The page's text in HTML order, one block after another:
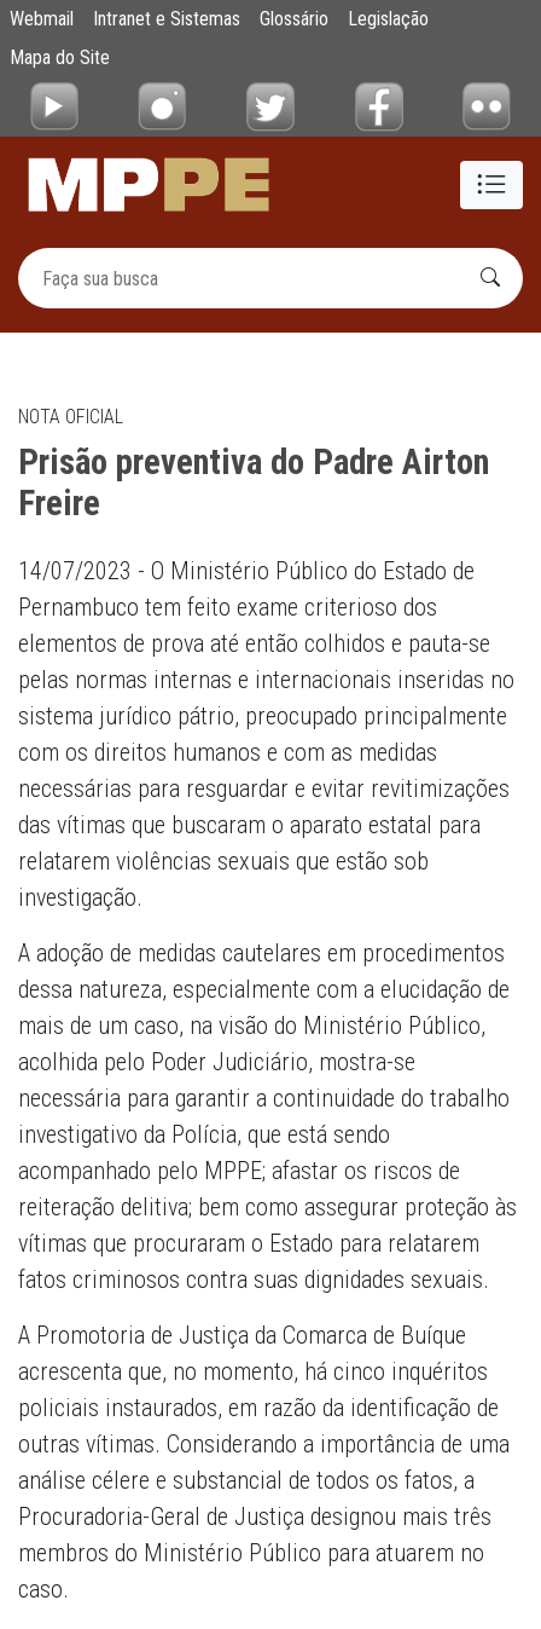
Pular para o Conteúdo principal
Prisão preventiva do Padre Airton Freire
Webmail Intranet e Sistemas Glossário
Legislação
Mapa do Site
NOTA OFICIAL
Prisão preventiva do Padre Airton
Freire
14/07/2023 - O Ministério Público do Estado de
Pernambuco tem feito exame criterioso dos
elementos de prova até então colhidos e pauta-se
pelas normas internas e internacionais inseridas no
sistema jurídico pátrio, preocupado principalmente
com os direitos humanos e com as medidas
necessárias para resguardar e evitar revitimizações
das vítimas que buscaram o aparato estatal para
relatarem violências sexuais que estão sob
investigação.
A adoção de medidas cautelares em procedimentos
dessa natureza, especialmente com a elucidação de
mais de um caso, na visão do Ministério Público,
acolhida pelo Poder Judiciário, mostra-se
necessária para garantir a continuidade do trabalho
investigativo da Polícia, que está sendo
acompanhado pelo MPPE; afastar os riscos de
reiteração delitiva; bem como assegurar proteção às
vítimas que procuraram o Estado para relatarem
fatos criminosos contra suas dignidades sexuais.
A Promotoria de Justiça da Comarca de Buíque
acrescenta que, no momento, há cinco inquéritos
policiais instaurados, em razão da identificação de
outras vítimas. Considerando a importância de uma
análise célere e substancial de todos os fatos, a
Procuradoria-Geral de Justiça designou mais três
membros do Ministério Público para atuarem no
caso.